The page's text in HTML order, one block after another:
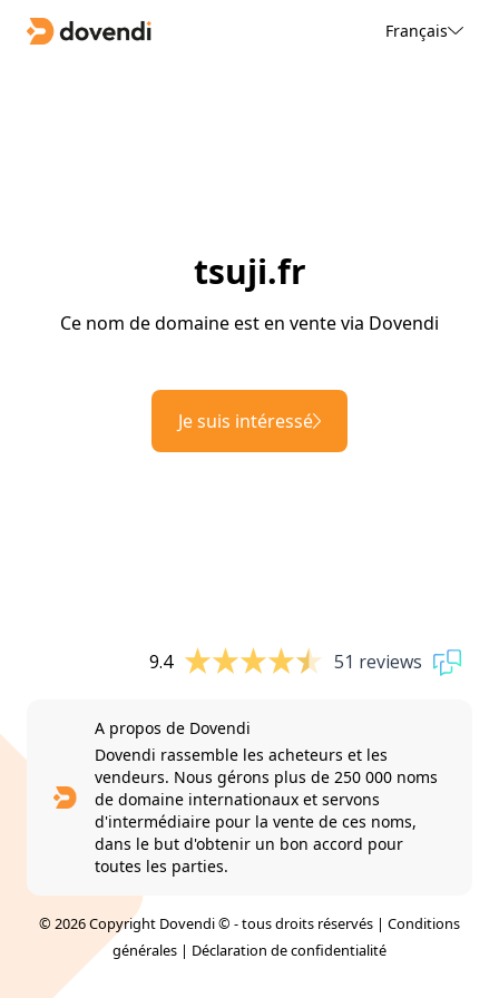
Français
tsuji.fr
Ce nom de domaine est en vente via Dovendi
Je suis intéressé
9.4 51 reviews
A propos de Dovendi
Dovendi rassemble les acheteurs et les
vendeurs. Nous gérons plus de 250 000 noms
de domaine internationaux et servons
d'intermédiaire pour la vente de ces noms,
dans le but d'obtenir un bon accord pour
toutes les parties.
© 2026 Copyright Dovendi © - tous droits réservés | Conditions
générales | Déclaration de confidentialité